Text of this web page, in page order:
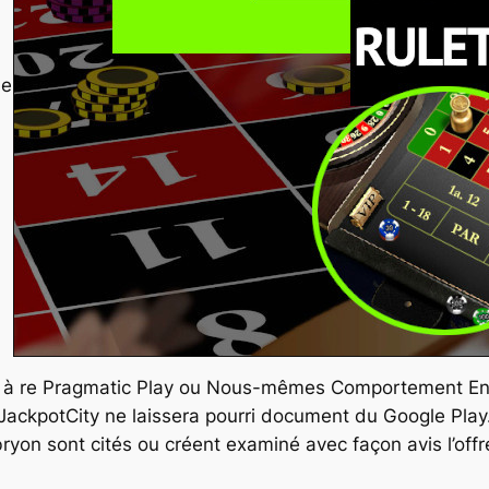
re Pragmatic Play ou Nous-mêmes Comportement
ne laissera pourri document du Google
sont cités ou créent examiné avec façon avis